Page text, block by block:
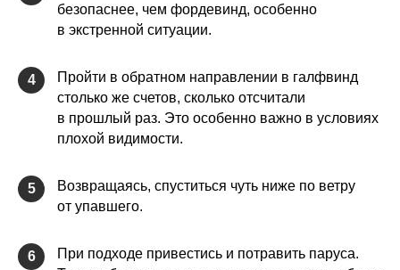
безопаснее, чем фордевинд, особенно
в экстренной ситуации.
4
Пройти в обратном направлении в галфвинд
столько же счетов, сколько отсчитали
в прошлый раз. Это особенно важно в условиях
плохой видимости.
5
Возвращаясь, спуститься чуть ниже по ветру
от упавшего.
6
При подходе привестись и потравить паруса.